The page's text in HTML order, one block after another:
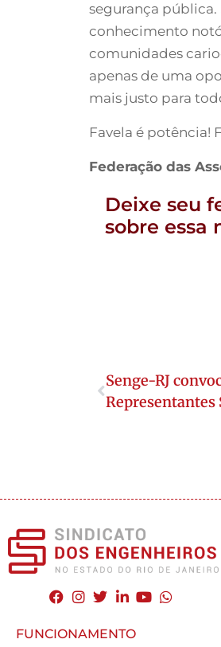
segurança pública.
conhecimento
comunidades
apenas de uma
mais justo para
Favela é potência!
Federação das
Deixe seu
sobre essa
Senge-RJ
Representantes
FUNCIONAMENTO